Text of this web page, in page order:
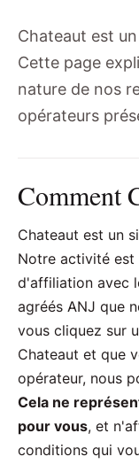
Chateaut est
Cette page
nature de nos
opérateurs
Comment
Chateaut est un
Notre activité est
d'affiliation avec
agréés ANJ que
vous cliquez sur
Chateaut et que
opérateur, nous
Cela ne
pour vous, et
conditions qui